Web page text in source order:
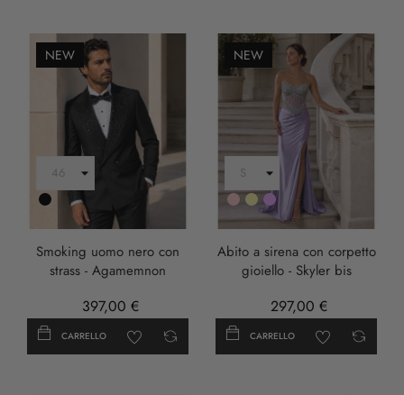
NEW
Nero
Smoking uomo nero con
strass - Agamemnon
397,00 €
CARRELLO
NEW
RosaOroLILLA
Abito a sirena con corpetto
gioiello - Skyler bis
297,00 €
CARRELLO